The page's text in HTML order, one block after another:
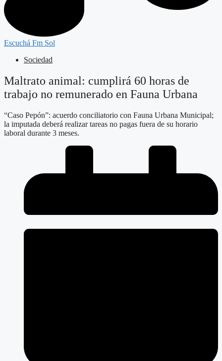
Escuchá Fm Sol
Sociedad
Maltrato animal: cumplirá 60 horas de
trabajo no remunerado en Fauna Urbana
“Caso Pepón”: acuerdo conciliatorio con Fauna Urbana Municipal;
la imputada deberá realizar tareas no pagas fuera de su horario
laboral durante 3 meses.